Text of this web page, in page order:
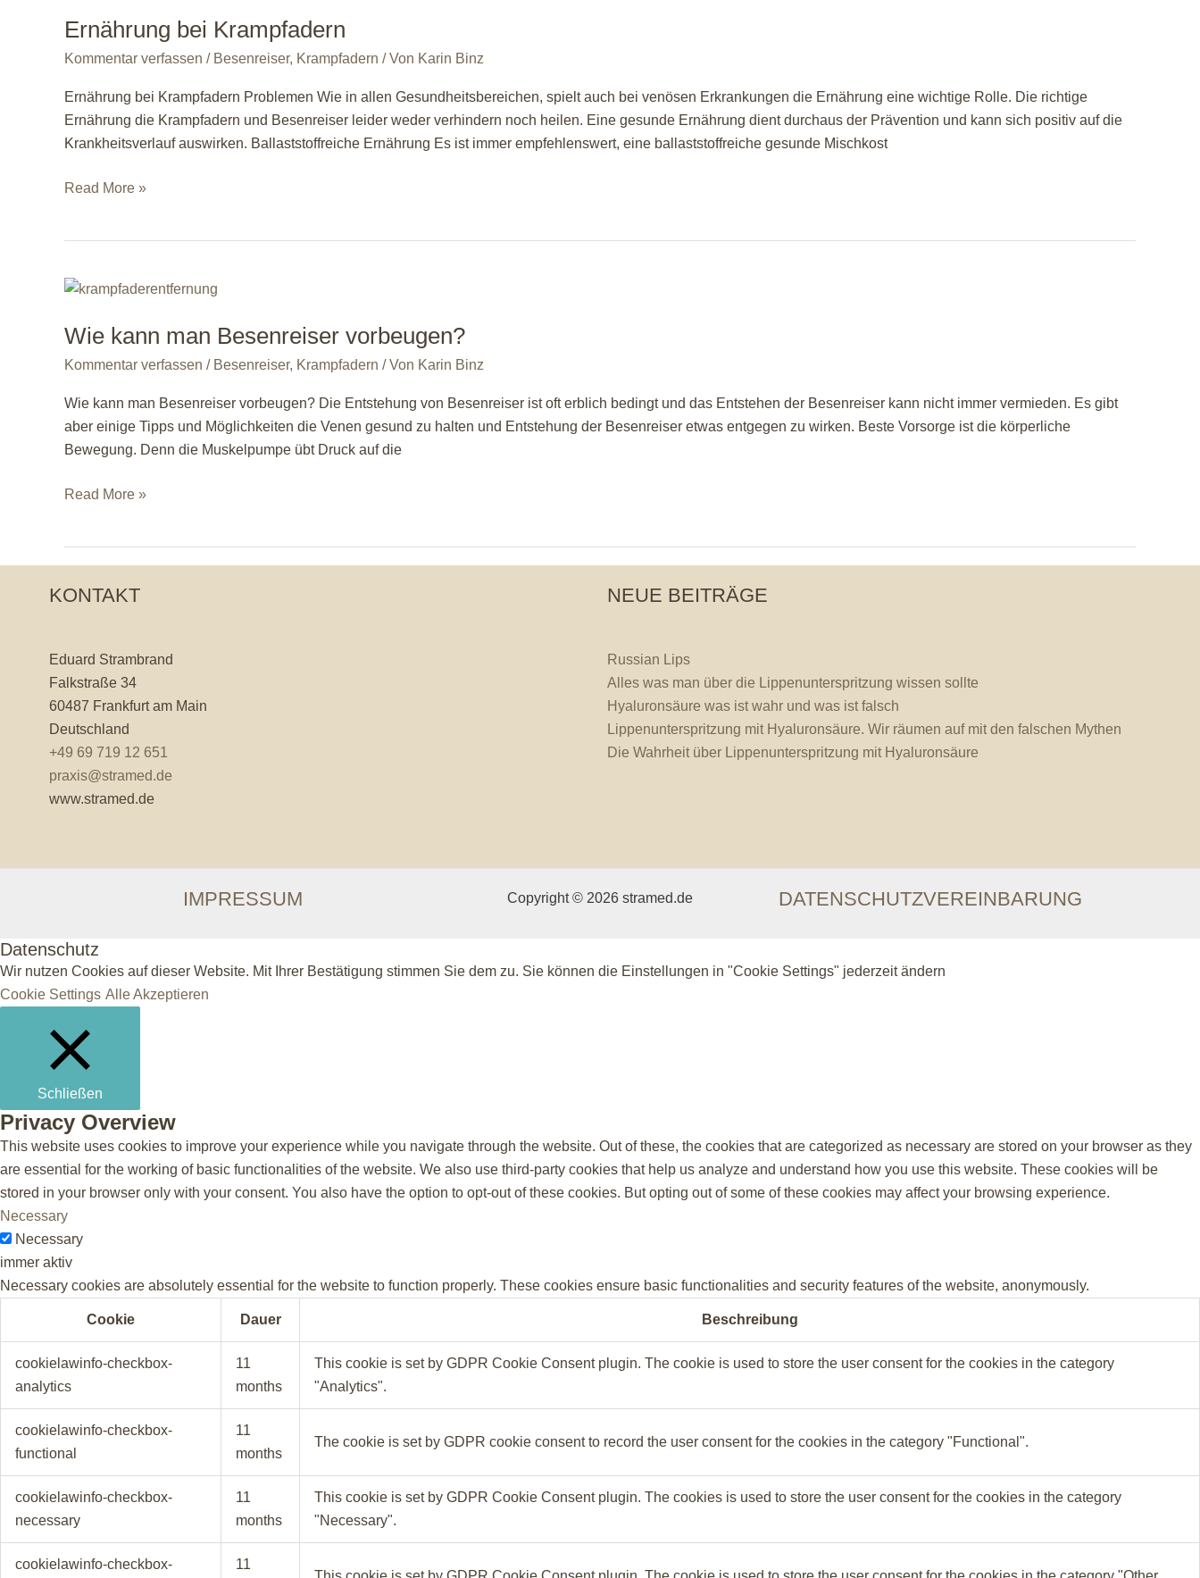
Wie
man
Besenreiser
entfernen?
Ernährung bei Krampfadern
Kommentar verfassen / Besenreiser, Krampfadern / Von Karin Binz
Ernährung bei Krampfadern Problemen Wie in allen Gesundheitsbereichen, spielt auch bei venösen Erkrankungen die Ernährung eine wichtige Rolle. Die richtige
Ernährung die Krampfadern und Besenreiser leider weder verhindern noch heilen. Eine gesunde Ernährung dient durchaus der Prävention und kann sich positiv auf die
Krankheitsverlauf auswirken. Ballaststoffreiche Ernährung Es ist immer empfehlenswert, eine ballaststoffreiche gesunde Mischkost
Ernährung
Read More »
Wie kann man Besenreiser vorbeugen?
Kommentar verfassen / Besenreiser, Krampfadern / Von Karin Binz
Wie kann man Besenreiser vorbeugen? Die Entstehung von Besenreiser ist oft erblich bedingt und das Entstehen der Besenreiser kann nicht immer vermieden. Es gibt
aber einige Tipps und Möglichkeiten die Venen gesund zu halten und Entstehung der Besenreiser etwas entgegen zu wirken. Beste Vorsorge ist die körperliche
Bewegung. Denn die Muskelpumpe übt Druck auf die
Wie
Besenreiser
vorbeugen?
Read More »
KONTAKT
Eduard Strambrand
Falkstraße 34
60487 Frankfurt am Main
Deutschland
+49 69 719 12 651
praxis@stramed.de
www.stramed.de
NEUE BEITRÄGE
Russian Lips
Alles was man über die Lippenunterspritzung wissen sollte
Hyaluronsäure was ist wahr und was ist falsch
Lippenunterspritzung mit Hyaluronsäure. Wir räumen auf mit den falschen Mythen
Die Wahrheit über Lippenunterspritzung mit Hyaluronsäure
IMPRESSUM Copyright © 2026 stramed.de DATENSCHUTZVEREINBARUNG
Datenschutz
Wir nutzen Cookies auf dieser Website. Mit Ihrer Bestätigung stimmen Sie dem zu. Sie können die Einstellungen in "Cookie Settings" jederzeit ändern
Cookie Settings Alle Akzeptieren
Schließen
Privacy Overview
This website uses cookies to improve your experience while you navigate through the website. Out of these, the cookies that are categorized as necessary are stored on your browser as they
are essential for the working of basic functionalities of the website. We also use third-party cookies that help us analyze and understand how you use this website. These cookies will be
stored in your browser only with your consent. You also have the option to opt-out of these cookies. But opting out of some of these cookies may affect your browsing experience.
Necessary
Necessary
immer aktiv
Necessary cookies are absolutely essential for the website to function properly. These cookies ensure basic functionalities and security features of the website, anonymously.
Cookie Dauer Beschreibung
cookielawinfo-checkbox-
analytics
11
months
This cookie is set by GDPR Cookie Consent plugin. The cookie is used to store the user consent for the cookies in the category
"Analytics".
cookielawinfo-checkbox-
functional
11
months
The cookie is set by GDPR cookie consent to record the user consent for the cookies in the category "Functional".
cookielawinfo-checkbox-
necessary
11
months
This cookie is set by GDPR Cookie Consent plugin. The cookies is used to store the user consent for the cookies in the category
"Necessary".
cookielawinfo-checkbox- 11